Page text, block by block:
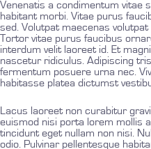
Venenatis a condimentum vitae
habitant morbi. Vitae purus
sed. Volutpat maecenas
Tortor vitae purus faucibus
interdum velit laoreet id. Et
nascetur ridiculus. Adipiscing
fermentum posuere urna nec.
habitasse platea dictumst
Lacus laoreet non curabitur
euismod nisi porta lorem mollis
tincidunt eget nullam non nisi.
odio. Pulvinar pellentesque